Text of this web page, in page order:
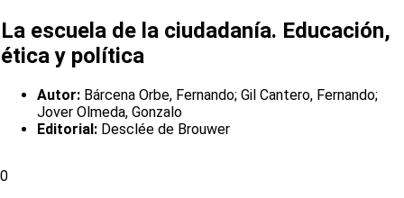
La escuela de la ciudadanía. Educación,
ética y política
Autor: Bárcena Orbe, Fernando; Gil Cantero, Fernando;
Jover Olmeda, Gonzalo
Editorial: Desclée de Brouwer
0